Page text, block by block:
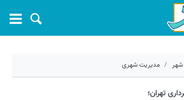
مدیریت شهری
تهران؛